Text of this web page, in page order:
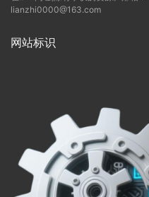
lianzhi0000@163.com
网站标识